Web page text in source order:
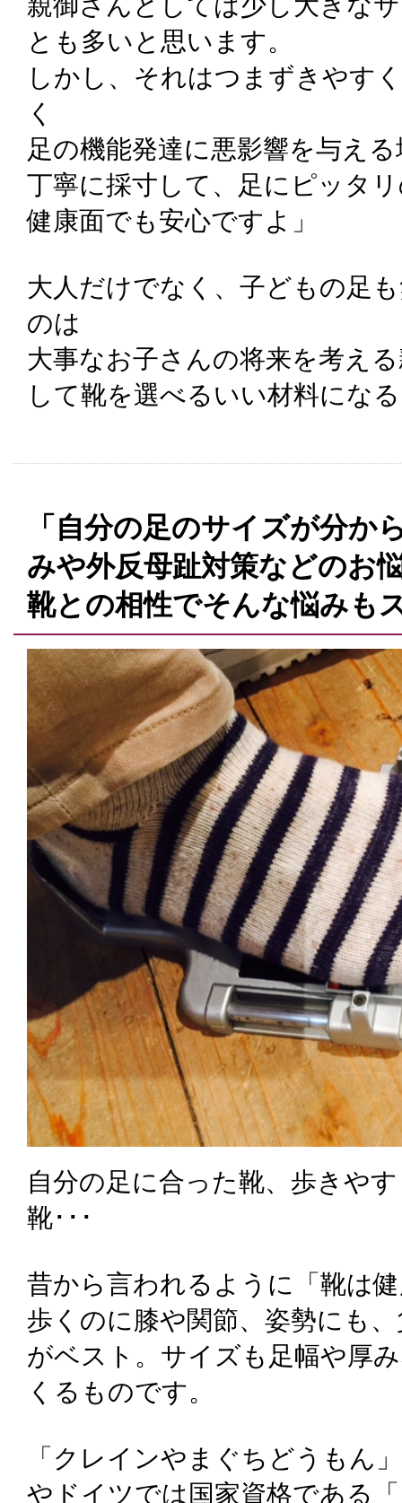
とも多いと思います。
しかし、それはつまずきやす
く
足の機能発達に悪影響を与え
丁寧に採寸して、足にピッタ
健康面でも安心ですよ」
大人だけでなく、子どもの足
のは
大事なお子さんの将来を考え
して靴を選べるいい材料にな
「自分の足のサイズが分
みや外反母趾対策などのお
靴との相性でそんな悩みも
自分の足に合った靴、歩きや
靴･･･
昔から言われるように「靴は
歩くのに膝や関節、姿勢にも
がベスト。サイズも足幅や厚
くるものです。
「クレインやまぐちどうもん
やドイツでは国家資格である